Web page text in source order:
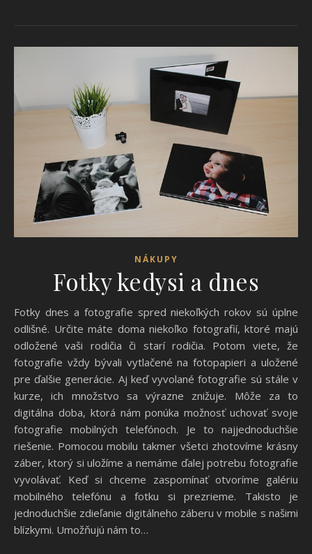
NÁKUPY
Fotky kedysi a dnes
Fotky dnes a fotografie spred niekoľkých rokov sú úplne
odlišné. Určite máte doma niekoľko fotografií, ktoré majú
odložené vaši rodičia či starí rodičia. Potom viete, že
fotografie vždy bývali vytlačené na fotopapieri a uložené
pre ďalšie generácie. Aj keď vyvolané fotografie sú stále v
kurze, ich množstvo sa výrazne znižuje. Môže za to
digitálna doba, ktorá nám ponúka možnosť uchovať svoje
fotografie mobilných telefónoch. Je to najjednoduchšie
riešenie. Pomocou mobilu takmer všetci zhotovíme krásny
záber, ktorý si uložíme a nemáme ďalej potrebu fotografie
vyvolávať. Keď si chceme zaspomínať otvoríme galériu
mobilného telefónu a fotku si prezrieme. Takisto je
jednoduchšie zdieľanie digitálneho záberu v mobile s našimi
blízkymi. Umožňujú nám to…